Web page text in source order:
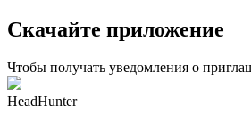
Скачайте приложение
Чтобы получать уведомления о
HeadHunter